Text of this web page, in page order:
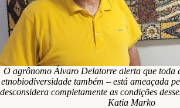
O agrônomo Álvaro Delatorre alerta que toda
etnobiodiversidade também – está ameaçada
desconsidera completamente as condições
Katia Marko